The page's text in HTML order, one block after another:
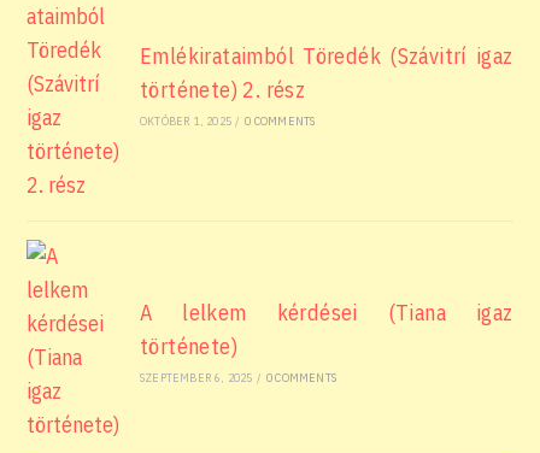
Emlékirataimból Töredék (Szávitrí igaz
története) 2. rész
OKTÓBER 1, 2025 / 0 COMMENTS
A lelkem kérdései (Tiana igaz
története)
SZEPTEMBER 6, 2025 / 0 COMMENTS